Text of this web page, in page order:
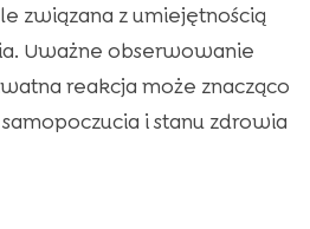
związana z umiejętnością
Uważne obserwowanie
reakcja może znacząco
i stanu zdrowia